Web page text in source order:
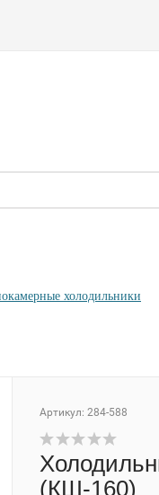
холодильники
Артикул: 284-588
(КШ-160)